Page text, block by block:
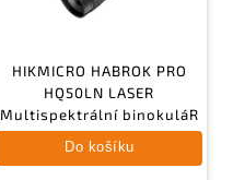
HIKMICRO HABROK PRO
HQ50LN LASER
Multispektrální binokuláR
Do košíku